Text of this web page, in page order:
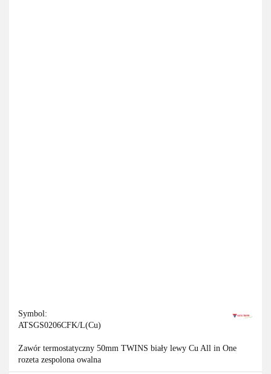
Symbol:
ATSGS0206CFK/L(Cu)
Zawór termostatyczny 50mm TWINS biały lewy Cu All in One
rozeta zespolona owalna